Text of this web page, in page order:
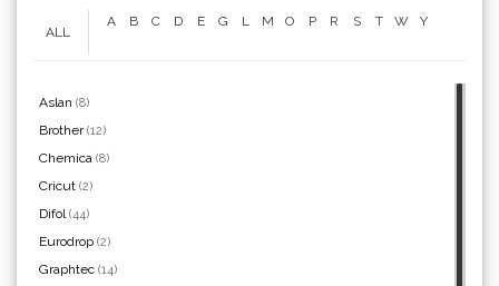
ALL
A B C D E G L M O P R S T W Y
Aslan (8)
Brother(12)
Chemica (8)
Cricut (2)
Difol(44)
Eurodrop (2)
Graphtec (14)